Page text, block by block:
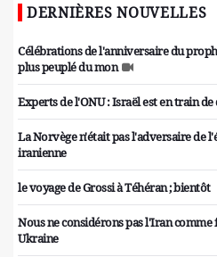
DERNIÈRES NOUVELLES
Célébrations de l'anniversaire du
plus peuplé du mon
Experts de l'ONU : Israël est en train
La Norvège n'était pas l'adversaire de
iranienne
le voyage de Grossi à Téhéran ; bientôt
Nous ne considérons pas l'Iran
Ukraine